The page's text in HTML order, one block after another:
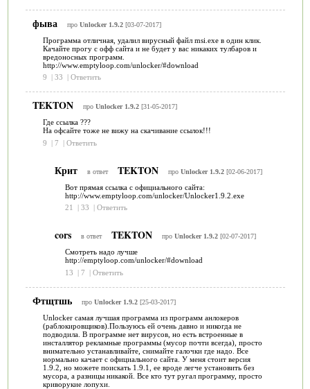
фыва про Unlocker 1.9.2[03-07-2017]
Программа отличная, удалил вирусный файл msi.exe в один клик.
Качайте прогу с офф сайта и не будет у вас никаких тулбаров и
вредоносных программ.
http://www.emptyloop.com/unlocker/#download
9
| 33 | Ответить
TEKTON про Unlocker 1.9.2[31-05-2017]
Где ссылка ???
На офсайте тоже не вижу на скачивание ссылок!!!
9
| 7 | Ответить
Крит в ответ TEKTON про Unlocker 1.9.2[02-06-2017]
Вот прямая ссылка с официального сайта:
http://www.emptyloop.com/unlocker/Unlocker1.9.2.exe
21
| 33 | Ответить
cors в ответ TEKTON про Unlocker 1.9.2[02-07-2017]
Смотреть надо лучше
http://emptyloop.com/unlocker/#download
13
| 7 | Ответить
Фтщтшь про Unlocker 1.9.2[25-03-2017]
Unlocker самая лучшая программа из программ анлокеров
(раблокировщиков).Пользуюсь ей очень давно и никогда не
подводила. В программе нет вирусов, но есть встроенные в
инсталлятор рекламные программы (мусор почти всегда), просто
внимательно устанавливайте, снимайте галочки где надо. Все
нормально качает с официального сайта. У меня стоит версия
1.9.2, но можете поискать 1.9.1, ее вроде легче установить без
мусора, а разницы никакой. Все кто тут ругал программу, просто
криворукие лопухи.